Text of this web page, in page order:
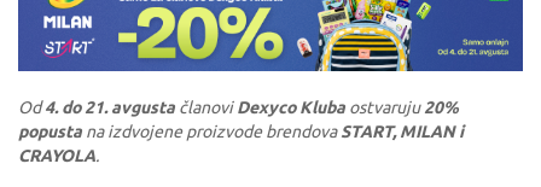
Od4. do 21. avgusta članoviDexyco Kluba ostvaruju20%
popusta na izdvojene proizvode brendovaSTART, MILAN i
CRAYOLA.